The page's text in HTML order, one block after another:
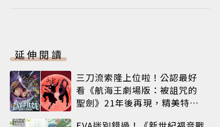
延伸閱讀
三刀流索隆上位啦！公認最好
看《航海王劇場版：被詛咒的
聖劍》21年後再現，精美特典